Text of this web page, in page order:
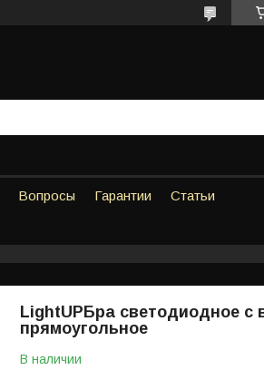
Вопросы Гарантии Статьи
LightUPБра светодиодное с
прямоугольное
В наличии